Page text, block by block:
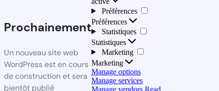
Prochainement
Un nouveau site web
WordPress est en cours
de construction et sera
bientôt publié
Préférences
Préférences
Statistiques
Statistiques
Marketing
Marketing
Manage options
Manage services
Manage vendors Read